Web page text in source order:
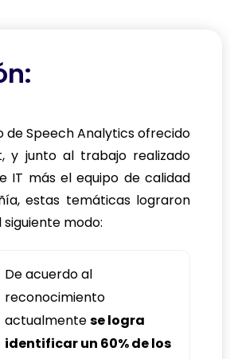
de Speech Analytics ofrecido
y junto al trabajo realizado
IT más el equipo de calidad
estas temáticas lograron
modo:
De acuerdo al
reconocimiento
actualmentese logra
identificar un 60% de los